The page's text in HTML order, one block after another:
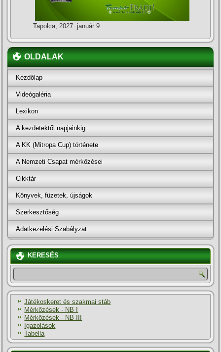
Tapolca, 2027. január 9.
OLDALAK
Kezdőlap
Videógaléria
Lexikon
A kezdetektől napjainkig
A KK (Mitropa Cup) története
A Nemzeti Csapat mérkőzései
Cikktár
Könyvek, füzetek, újságok
Szerkesztőség
Adatkezelési Szabályzat
KERESÉS
Játékoskeret és szakmai stáb
Mérkőzések - NB I
Mérkőzések - NB III
Igazolások
Tabella